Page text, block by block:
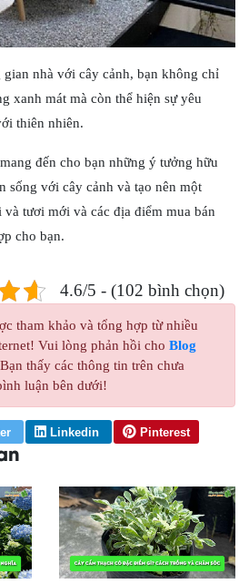
nhà với cây cảnh, bạn không chỉ
xanh mát mà còn thể hiện sự yêu
thiên nhiên.
đến cho bạn những ý tưởng hữu
sống với cây cảnh và tạo nên một
tươi mới và các địa điểm mua bán
cho bạn.
4.6/5 - (102 bình chọn)
tham khảo và tổng hợp từ nhiều
Vui lòng phản hồi cho Blog
thấy các thông tin trên chưa
luận bên dưới!
Linkedin Pinterest